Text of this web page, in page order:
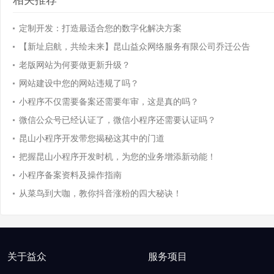
定制开发：打造最适合您的数字化解决方案
【新址启航，共绘未来】昆山益众网络服务有限公司乔迁公告
老版网站为何要做更新升级？
网站建设中您的网站违规了吗？
小程序不仅需要备案还需要年审，这是真的吗？
微信公众号已经认证了，微信小程序还需要认证吗？
昆山小程序开发带您揭秘这其中的门道
把握昆山小程序开发时机，为您的业务增添新动能！
小程序备案资料及操作指南
从菜鸟到大咖，教你抖音涨粉的四大秘诀！
关于益众 服务项目